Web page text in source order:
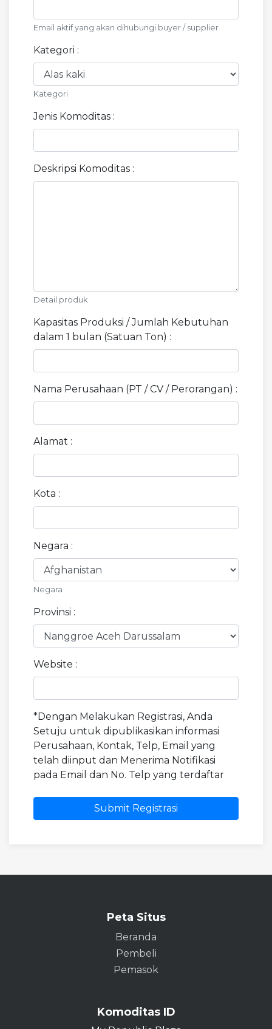
Email aktif yang akan dihubungi buyer / supplier
Kategori :
Kategori
Jenis Komoditas :
Deskripsi Komoditas :
Detail produk
Kapasitas Produksi / Jumlah Kebutuhan
dalam 1 bulan (Satuan Ton) :
Nama Perusahaan (PT / CV / Perorangan) :
Alamat :
Kota :
Negara :
Negara
Provinsi :
Website :
*Dengan Melakukan Registrasi, Anda
Setuju untuk dipublikasikan informasi
Perusahaan, Kontak, Telp, Email yang
telah diinput dan Menerima Notifikasi
pada Email dan No. Telp yang terdaftar
Submit Registrasi
Peta Situs
Beranda
Pembeli
Pemasok
Komoditas ID